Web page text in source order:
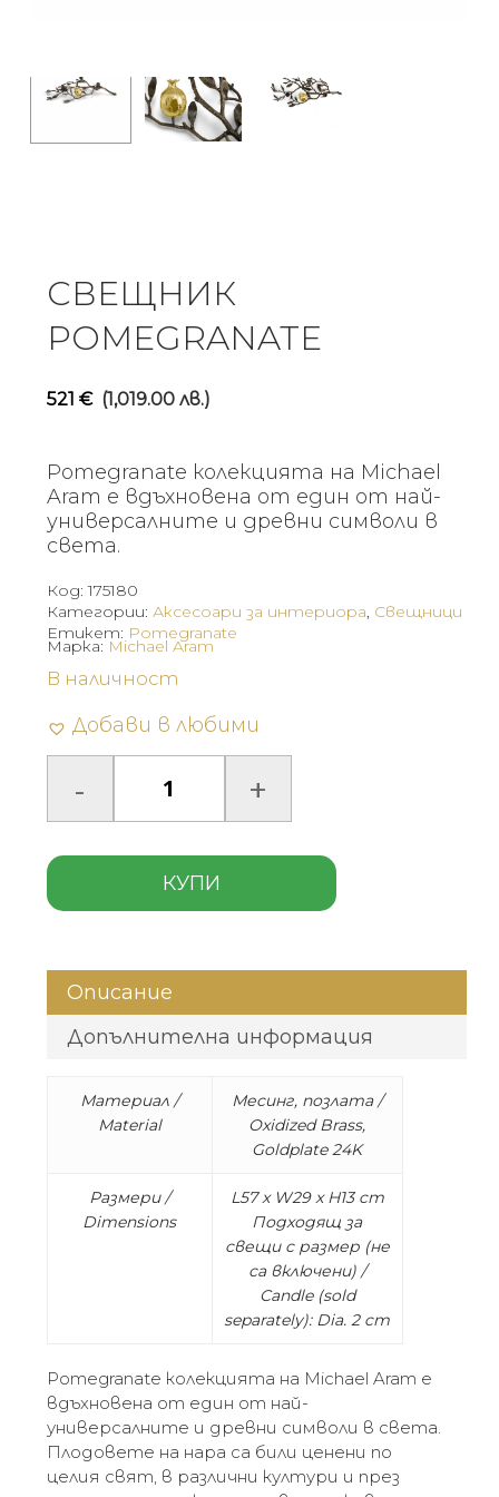
СВЕЩНИК
POMEGRANATE
521 € (1,019.00 лв.)
Pomegranate колекцията на Michael
Aram е вдъхновена от един от най-
универсалните и древни символи в
света.
Код:175180
Категории: Аксесоари за интериора, Свещници
Етикет: Pomegranate
В наличност
Добави в любими
КУПИ
Марка: Michael Aram
Описание
Допълнителна информация
Материал /
Material
Месинг, позлата /
Oxidized Brass,
Goldplate 24K
Размери /
Dimensions
L57 x W29 x H13 cm
Подходящ за
свещи с размер (не
са включени) /
Candle (sold
separately): Dia. 2 cm
Pomegranate колекцията на Michael Aram е
вдъхновена от един от най-
универсалните и древни символи в света.
Плодовете на нара са били ценени по
целия свят, в различни култури и през